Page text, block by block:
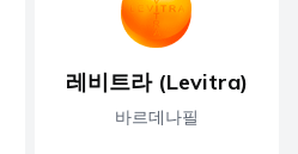
레비트라 (Levitra)
바르데나필